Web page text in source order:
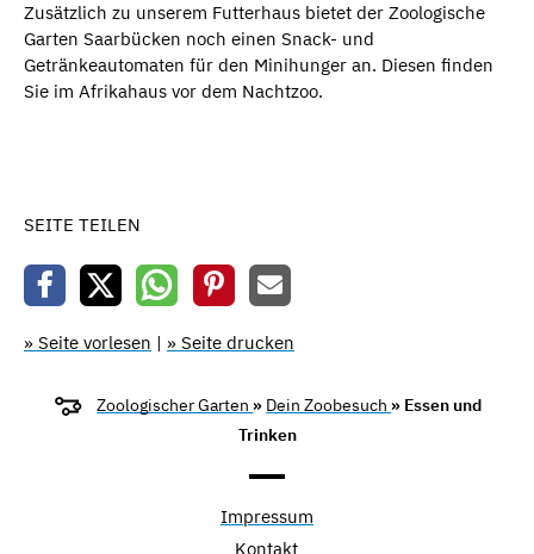
Zusätzlich zu unserem Futterhaus bietet der Zoologische
Garten Saarbücken noch einen Snack- und
Getränkeautomaten für den Minihunger an. Diesen finden
Sie im Afrikahaus vor dem Nachtzoo.
SEITE TEILEN
» Seite vorlesen | » Seite drucken
Zoologischer Garten » Dein Zoobesuch » Essen und
Trinken
Impressum
Kontakt